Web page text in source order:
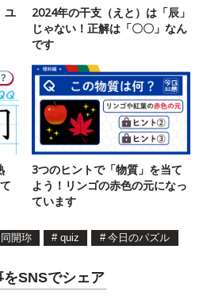
ユ
2024年の干支（えと）は「辰」
じゃない！正解は「〇〇」なん
です
3つのヒントで「物質」を当て
よう！リンゴの赤色の元になっ
ています
開珎 # quiz # 今日のパズル
をSNSでシェア